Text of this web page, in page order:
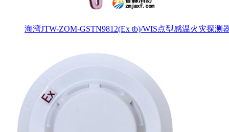
海湾JTW-ZOM-GSTN9812(Ex tb)/WIS点型感温火灾探测